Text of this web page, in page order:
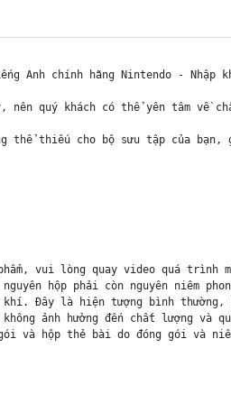
chính hãng Nintendo - Nhập
nên quý khách có thể yên
thể thiếu cho bộ sưu tập của
vui lòng quay video quá
hộp phải còn nguyên niêm
Đây là hiện tượng bình thường,
ảnh hưởng đến chất lượng và
và hộp thẻ bài do đóng gói